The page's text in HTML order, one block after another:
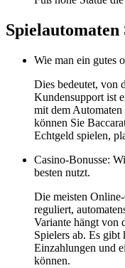
Wie man ein gutes
Dies bedeutet, von
Kundensupport ist
mit dem
können Sie
Echtgeld spielen,
Casino-Bonusse:
besten nutzt.
Die meisten
reguliert,
Variante hängt von
Spielers ab. Es
Einzahlungen und
können.